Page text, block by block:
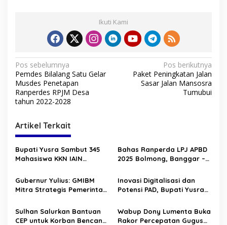
Ikuti Kami
N
a
v
i
g
a
s
i
p
o
s
Pos sebelumnya
Pemdes Bilalang Satu Gelar
Musdes Penetapan
Ranperdes RPJM Desa
tahun 2022-2028
Pos berikutnya
Paket Peningkatan Jalan
Sasar Jalan Mansosra
Tumubui
Artikel Terkait
Bupati Yusra Sambut 345
Mahasiswa KKN IAIN
Bahas Ranperda LPJ APBD
2025 Bolmong, Banggar –
Gubernur Yulius: GMIBM
Mitra Strategis Pemerintah,
Sinergi Membangun
Sulawesi Utara
Inovasi Digitalisasi dan
Potensi PAD, Bupati Yusra
Sulhan Salurkan Bantuan
CEP untuk Korban Bencana
Wabup Dony Lumenta Buka
Rakor Percepatan Gugus